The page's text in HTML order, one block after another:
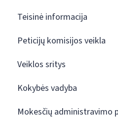
Teisinė informacija
Peticijų komisijos veikla
Veiklos sritys
Kokybės vadyba
Mokesčių administravimo